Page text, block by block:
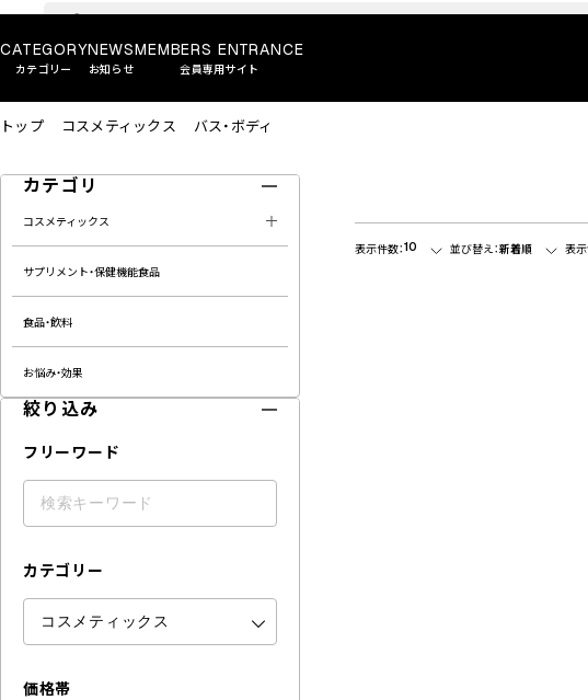
CATEGORY
カテゴリー
NEWS
お知らせ
MEMBERS ENTRANCE
会員専用サイト
トップ コスメティックス バス・ボディ
カテゴリ
コスメティックス
サプリメント・保健機能食品
食品・飲料
お悩み・効果
絞り込み
フリーワード
カテゴリー
価格帯
表示件数：10 並び替え：新着順 表